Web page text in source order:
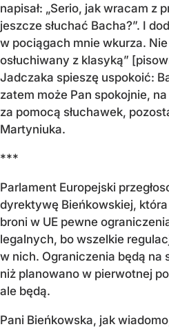
napisał: „Serio, jak wracam z
jeszcze słuchać Bacha?”. I
w pociągach mnie wkurza.
osłuchiwany z klasyką”
Jadczaka spieszę uspokoić:
zatem może Pan spokojnie,
za pomocą słuchawek,
Martyniuka.
***
Parlament Europejski
dyrektywę Bieńkowskiej, która
broni w UE pewne
legalnych, bo wszelkie
w nich. Ograniczenia będą na
niż planowano w pierwotnej
ale będą.
Pani Bieńkowska, jak